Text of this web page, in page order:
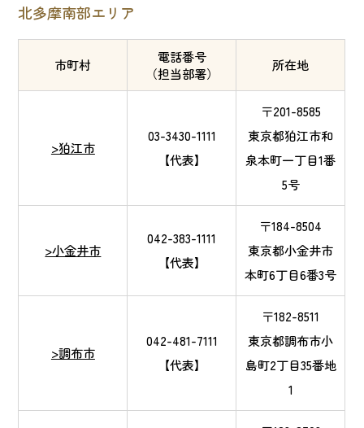
北多摩南部エリア
市町村
電話番号
（担当部署）
所在地
>狛江市
03-3430-1111
【代表】
〒201-8585
東京都狛江市和
泉本町一丁目1番
5号
>小金井市
042-383-1111
【代表】
〒184-8504
東京都小金井市
本町6丁目6番3号
>調布市
042-481-7111
【代表】
〒182-8511
東京都調布市小
島町2丁目35番地
1